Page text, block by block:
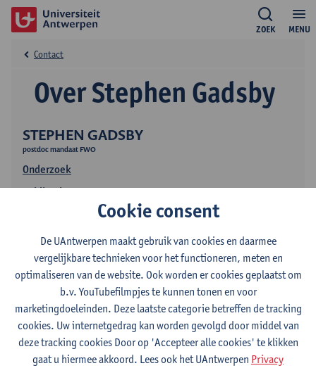
MENU
ZOEK
STEPHEN GADSBY
postdoc mandaat FWO
Onderzoek
Publicaties
Over Stephen Gadsby
Contact
Contact
Stadscampus
Cookie consent
De UAntwerpen maakt gebruik van cookies en daarmee
vergelijkbare technieken voor het functioneren, meten en
optimaliseren van de website. Ook worden er cookies geplaatst om
b.v. YouTubefilmpjes te kunnen tonen en voor
marketingdoeleinden. Deze laatste categorie betreffen de tracking
cookies. Uw internetgedrag kan worden gevolgd door middel van
deze tracking cookies Door op 'Accepteer alle cookies' te klikken
gaat u hiermee akkoord. Lees ook het UAntwerpen Privacy